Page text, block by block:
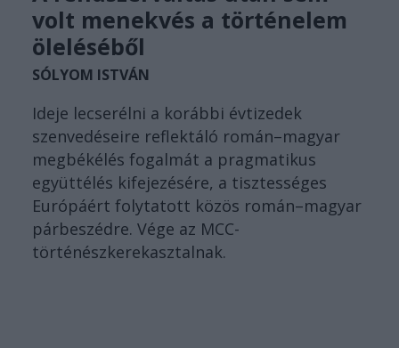
volt menekvés a történelem
öleléséből
SÓLYOM ISTVÁN
Ideje lecserélni a korábbi évtizedek
szenvedéseire reflektáló román–magyar
megbékélés fogalmát a pragmatikus
együttélés kifejezésére, a tisztességes
Európáért folytatott közös román–magyar
párbeszédre. Vége az MCC-
történészkerekasztalnak.